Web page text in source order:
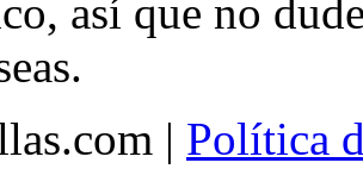
así que no
| Política